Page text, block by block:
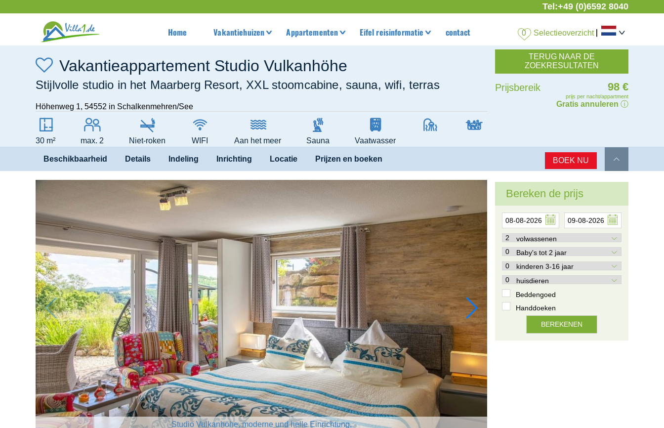
Tel:+49 (0)6592 8040
Home Vakantiehuizen Appartementen Eifel reisinformatie contact Selectieoverzicht |
Vakantieappartement Studio Vulkanhöhe
Stijlvolle studio in het Maarberg Resort, XXL stoomcabine, sauna, wifi, terras
Höhenweg 1, 54552 in Schalkenmehren/See
TERUG NAAR DE
ZOEKRESULTATEN
Prijsbereik 98 €
prijs per nacht/appartment
Gratis annuleren ⓘ
30 m² max. 2 Niet-roken WIFI Aan het meer Sauna Vaatwasser
Beschikbaarheid Details Indeling Inrichting Locatie Prijzen en boeken BOEK NU 
Studio Vulkanhöhe, moderne und helle Einrichtung,
Bereken de prijs
volwassenen
Baby's tot 2 jaar
kinderen 3-16 jaar
huisdieren
Beddengoed
Handdoeken